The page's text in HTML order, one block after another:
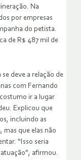
Na
por empresas
do petista.
de R$ 487 mil de
deve a relação de
com Fernando
ir a lugar
Explicou que
incluindo as
mas que elas não
“Isso seria
afirmou.